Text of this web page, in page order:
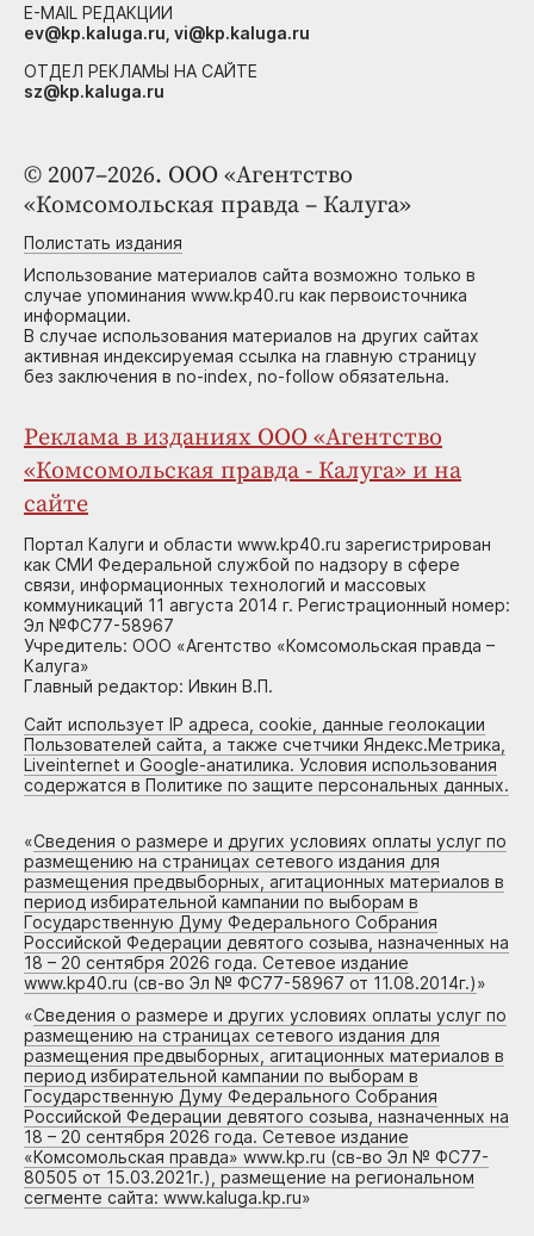
© 2007–2026. ООО «Агентство
«Комсомольская правда – Калуга»
Полистать издания
Использование материалов сайта возможно только в
случае упоминания www.kp40.ru как первоисточника
информации.
В случае использования материалов на других сайтах
активная индексируемая ссылка на главную страницу
без заключения в no-index, no-follow обязательна.
Реклама в изданиях ООО «Агентство
«Комсомольская правда - Калуга» и на
сайте
Портал Калуги и области www.kp40.ru зарегистрирован
как СМИ Федеральной службой по надзору в сфере
связи, информационных технологий и массовых
коммуникаций 11 августа 2014 г. Регистрационный номер:
Эл №ФС77-58967
Учредитель: ООО «Агентство «Комсомольская правда –
Калуга»
Главный редактор: Ивкин В.П.
Сайт использует IP адреса, cookie, данные геолокации
Пользователей сайта, а также счетчики Яндекс.Метрика,
Liveinternet и Google-анатилика. Условия использования
содержатся в Политике по защите персональных данных.
«Сведения о размере и других условиях оплаты услуг по
размещению на страницах сетевого издания для
размещения предвыборных, агитационных материалов в
период избирательной кампании по выборам в
Государственную Думу Федерального Собрания
Российской Федерации девятого созыва, назначенных на
18 – 20 сентября 2026 года. Сетевое издание
www.kp40.ru (св-во Эл № ФС77-58967 от 11.08.2014г.)»
«Сведения о размере и других условиях оплаты услуг по
размещению на страницах сетевого издания для
размещения предвыборных, агитационных материалов в
период избирательной кампании по выборам в
Государственную Думу Федерального Собрания
Российской Федерации девятого созыва, назначенных на
18 – 20 сентября 2026 года. Сетевое издание
«Комсомольская правда» www.kp.ru (св-во Эл № ФС77-
80505 от 15.03.2021г.), размещение на региональном
сегменте сайта: www.kaluga.kp.ru»
E-MAIL РЕДАКЦИИ
ev@kp.kaluga.ru, vi@kp.kaluga.ru
ОТДЕЛ РЕКЛАМЫ НА САЙТЕ
sz@kp.kaluga.ru